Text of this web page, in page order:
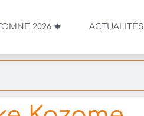
2026 🍁 ACTUALITÉS